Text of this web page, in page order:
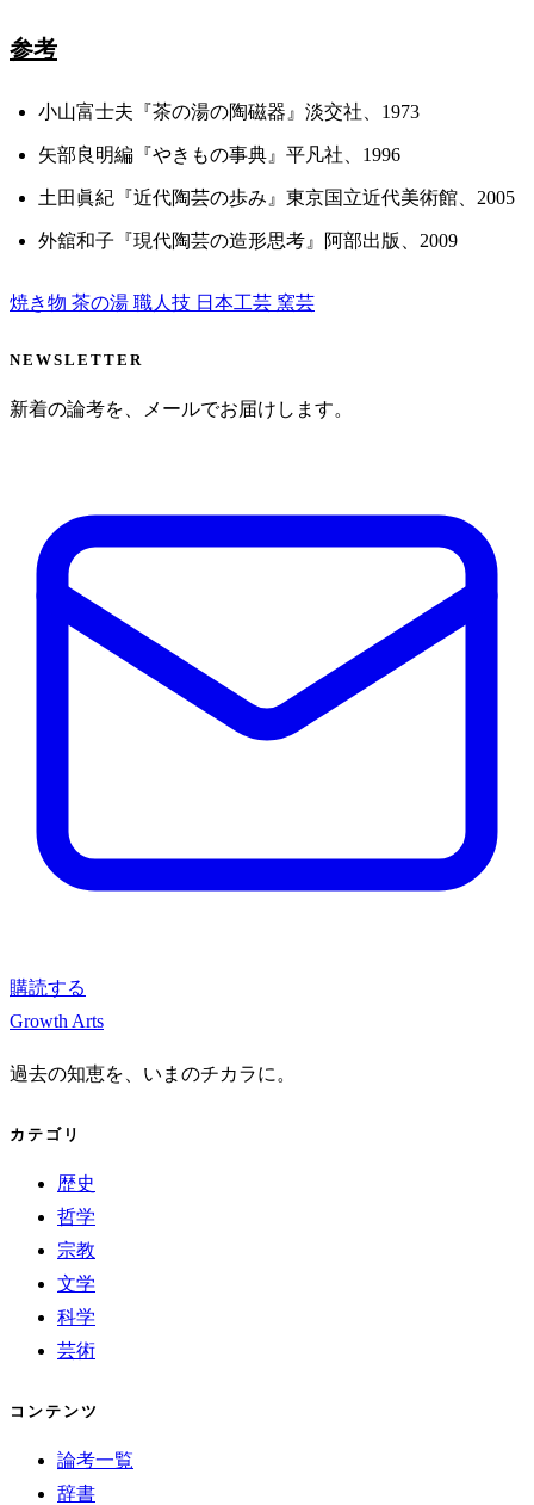
参考
小山富士夫『茶の湯の陶磁器』淡交社、1973
矢部良明編『やきもの事典』平凡社、1996
土田眞紀『近代陶芸の歩み』東京国立近代美術館、2005
外舘和子『現代陶芸の造形思考』阿部出版、2009
焼き物 茶の湯 職人技 日本工芸 窯芸
NEWSLETTER
新着の論考を、メールでお届けします。
購読する
Growth Arts
過去の知恵を、いまのチカラに。
カテゴリ
歴史
哲学
宗教
文学
科学
芸術
コンテンツ
論考一覧
辞書